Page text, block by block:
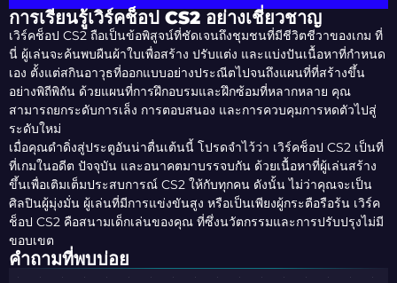
การเรียนรู้เวิร์คช็อป CS2 อย่างเชี่ยวชาญ
เวิร์คช็อป CS2 ถือเป็นข้อพิสูจน์ที่ชัดเจนถึงชุมชนที่มีชีวิตชีวาของเกม ที่
นี่ ผู้เล่นจะค้นพบผืนผ้าใบเพื่อสร้าง ปรับแต่ง และแบ่งปันเนื้อหาที่กำหนด
เอง ตั้งแต่สกินอาวุธที่ออกแบบอย่างประณีตไปจนถึงแผนที่ที่สร้างขึ้น
อย่างพิถีพิถัน ด้วยแผนที่การฝึกอบรมและฝึกซ้อมที่หลากหลาย คุณ
สามารถยกระดับการเล็ง การตอบสนอง และการควบคุมการหดตัวไปสู่
ระดับใหม่
เมื่อคุณดำดิ่งสู่ประตูอันน่าตื่นเต้นนี้ โปรดจำไว้ว่า เวิร์คช็อป CS2 เป็นที่
ที่เกมในอดีต ปัจจุบัน และอนาคตมาบรรจบกัน ด้วยเนื้อหาที่ผู้เล่นสร้าง
ขึ้นเพื่อเติมเต็มประสบการณ์ CS2 ให้กับทุกคน ดังนั้น ไม่ว่าคุณจะเป็น
ศิลปินผู้มุ่งมั่น ผู้เล่นที่มีการแข่งขันสูง หรือเป็นเพียงผู้กระตือรือร้น เวิร์ค
ช็อป CS2 คือสนามเด็กเล่นของคุณ ที่ซึ่งนวัตกรรมและการปรับปรุงไม่มี
ขอบเขต
คำถามที่พบบ่อย